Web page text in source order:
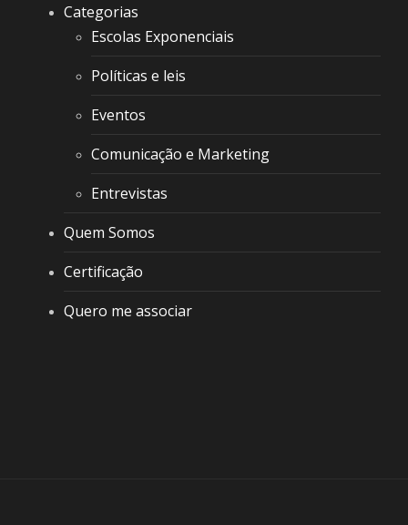
Categorias
Escolas Exponenciais
Políticas e leis
Eventos
Comunicação e Marketing
Entrevistas
Quem Somos
Certificação
Quero me associar